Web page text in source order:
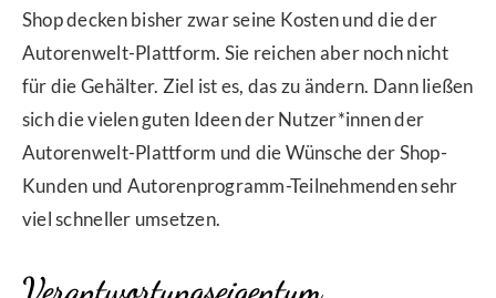
Shop decken bisher zwar seine Kosten und die der
Autorenwelt-Plattform. Sie reichen aber noch nicht
für die Gehälter. Ziel ist es, das zu ändern. Dann ließen
sich die vielen guten Ideen der Nutzer*innen der
Autorenwelt-Plattform und die Wünsche der Shop-
Kunden und Autorenprogramm-Teilnehmenden sehr
viel schneller umsetzen.
Verantwortungseigentum